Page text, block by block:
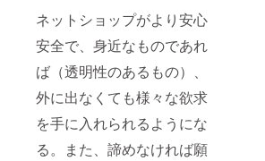
ネットショップがより安心
安全で、身近なものであれ
ば（透明性のあるもの）、
外に出なくても様々な欲求
を手に入れられるようにな
る。また、諦めなければ願